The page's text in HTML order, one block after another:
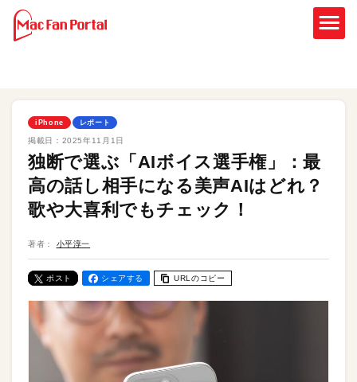
iPhone レポート
掲載日： 2025年11月1日
独断で選ぶ「AIボイス選手権」：最
高の話し相手になる美声AIはどれ？
歌や大喜利でもチェック！
著者： 小平淳一
ポスト シェアする URLのコピー